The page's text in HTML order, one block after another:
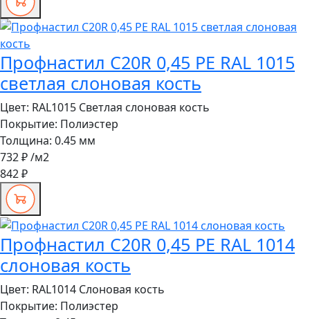
Профнастил C20R 0,45 PE RAL 1015
светлая слоновая кость
Цвет: RAL1015 Светлая слоновая кость
Покрытие: Полиэстер
Толщина: 0.45 мм
732 ₽/м2
842 ₽
Профнастил C20R 0,45 PE RAL 1014
слоновая кость
Цвет: RAL1014 Слоновая кость
Покрытие: Полиэстер